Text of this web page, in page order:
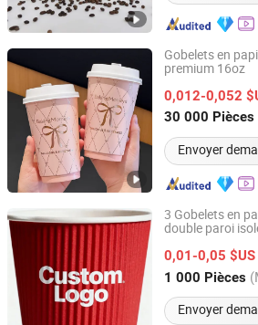
Gobelets en
premium 16oz
0,012-0,052
30 000 Pièces
Envoyer
Wenzhou Hongfu Packaging Co., Ltd.
Zhejiang, China Depuis
3 Gobelets en
double paroi
0,01-0,05 $US
1 000 Pièces
Envoyer
Fengyi Packaging Technology
Shanghai, China Depuis